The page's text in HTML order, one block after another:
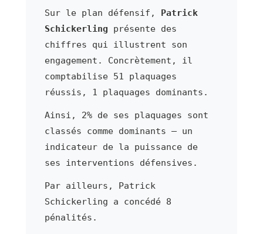
Sur le plan défensif, Patrick
Schickerling présente des
chiffres qui illustrent son
engagement. Concrètement, il
comptabilise 51 plaquages
réussis, 1 plaquages dominants.
Ainsi, 2% de ses plaquages sont
classés comme dominants — un
indicateur de la puissance de
ses interventions défensives.
Par ailleurs, Patrick
Schickerling a concédé 8
pénalités.